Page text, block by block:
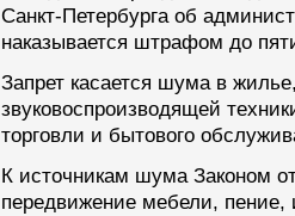
Санкт-Петербурга об
наказывается штрафом до
Запрет касается шума в
звуковоспроизводящей
торговли и бытового
К источникам шума Законом
передвижение мебели, пение,